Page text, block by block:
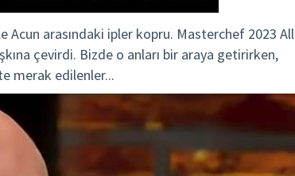
arasındaki ipler kopru. Masterchef 2023 All
çevirdi. Bizde o anları bir araya getirirken,
merak edilenler...